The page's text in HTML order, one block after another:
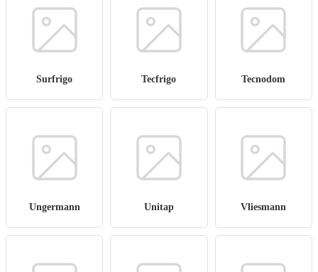
Surfrigo Tecfrigo Tecnodom
Ungermann Unitap Vliesmann